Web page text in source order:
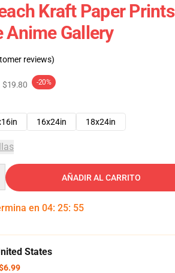
Kraft Paper
Anime Gallery
reviews)
$19.80 -20%
16x24in 18x24in
AÑADIR AL CARRITO
en 04: 25: 54
States